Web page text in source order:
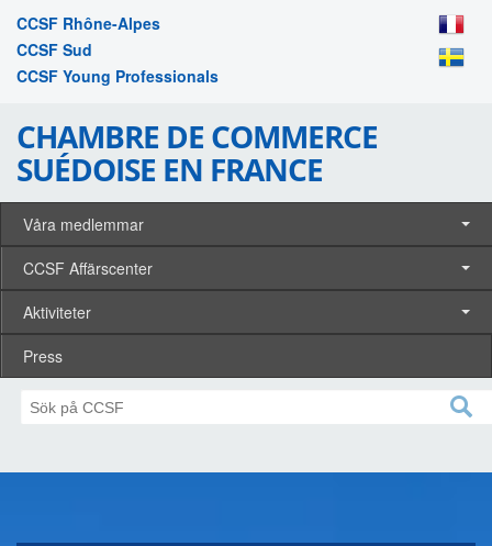
CCSF Rhône-Alpes
CCSF Sud
CCSF Young Professionals
CHAMBRE DE COMMERCE
SUÉDOISE EN FRANCE
Våra medlemmar
CCSF Affärscenter
Aktiviteter
Press